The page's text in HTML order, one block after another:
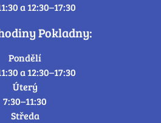
a 12:30–17:30
Pokladny:
Pondělí
a 12:30–17:30
Úterý
7:30–11:30
Středa